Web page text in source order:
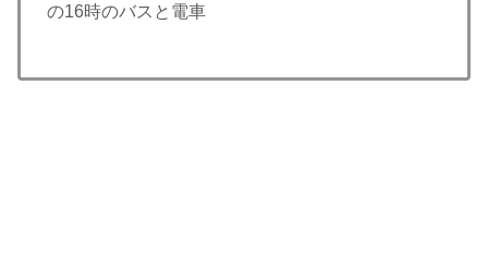
の16時のバスと電車